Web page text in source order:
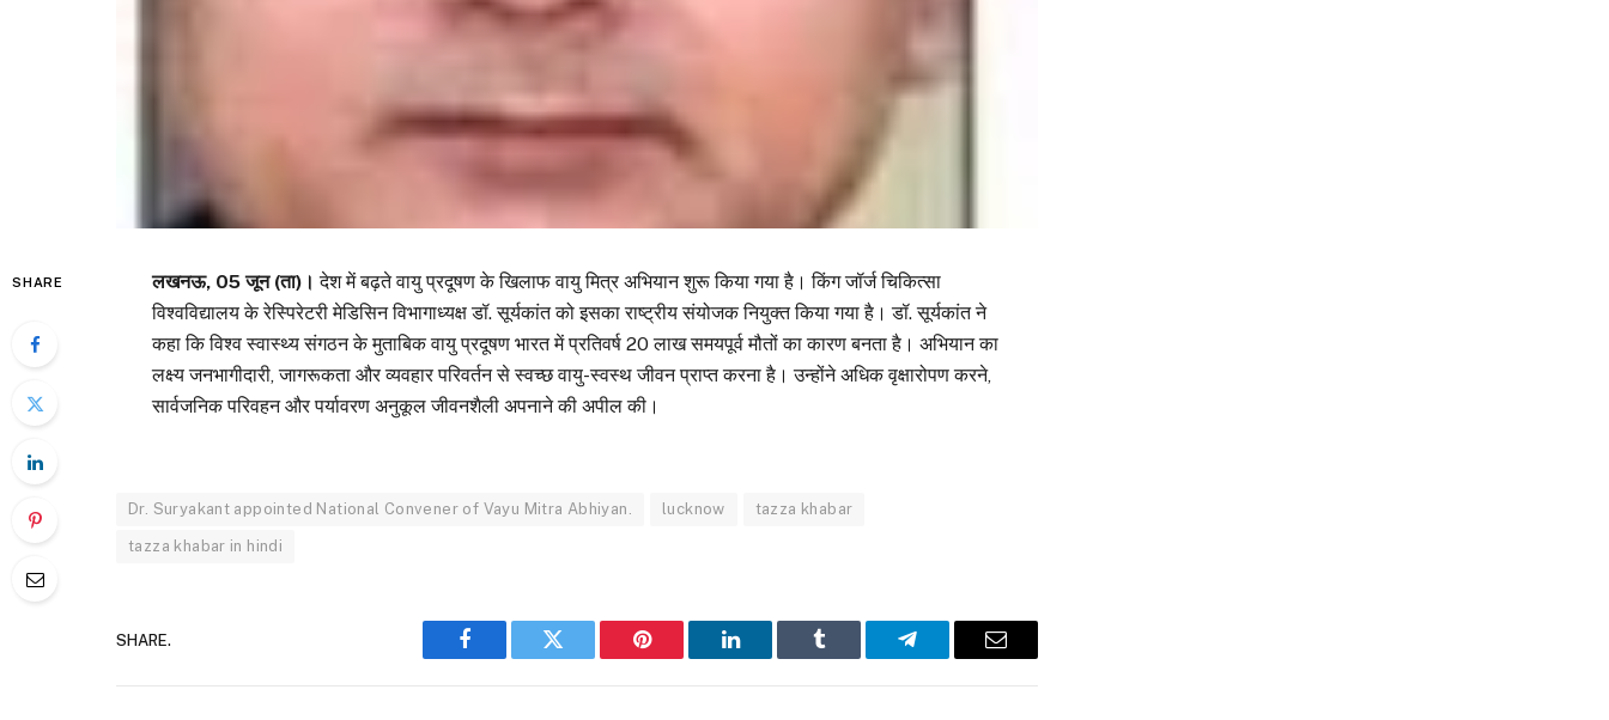
SHARE लखनऊ, 05 जून (ता)। देश में बढ़ते वायु प्रदूषण के खिलाफ वायु मित्र अभियान शुरू किया गया है। किंग जॉर्ज चिकित्सा
विश्वविद्यालय के रेस्पिरेटरी मेडिसिन विभागाध्यक्ष डॉ. सूर्यकांत को इसका राष्ट्रीय संयोजक नियुक्त किया गया है। डॉ. सूर्यकांत ने
कहा कि विश्व स्वास्थ्य संगठन के मुताबिक वायु प्रदूषण भारत में प्रतिवर्ष 20 लाख समयपूर्व मौतों का कारण बनता है। अभियान का
लक्ष्य जनभागीदारी, जागरूकता और व्यवहार परिवर्तन से स्वच्छ वायु-स्वस्थ जीवन प्राप्त करना है। उन्होंने अधिक वृक्षारोपण करने,
सार्वजनिक परिवहन और पर्यावरण अनुकूल जीवनशैली अपनाने की अपील की।
Dr. Suryakant appointed National Convener of Vayu Mitra Abhiyan. lucknow tazza khabar
tazza khabar in hindi
SHARE.
Facebook Twitter Pinterest LinkedIn Tumblr Telegram Email